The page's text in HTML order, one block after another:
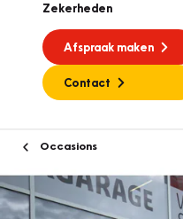
Zekerheden
Afspraak maken
Contact
Occasions